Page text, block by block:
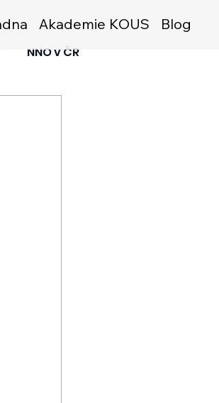
Akademie KOUS Blog
NNO v ČR